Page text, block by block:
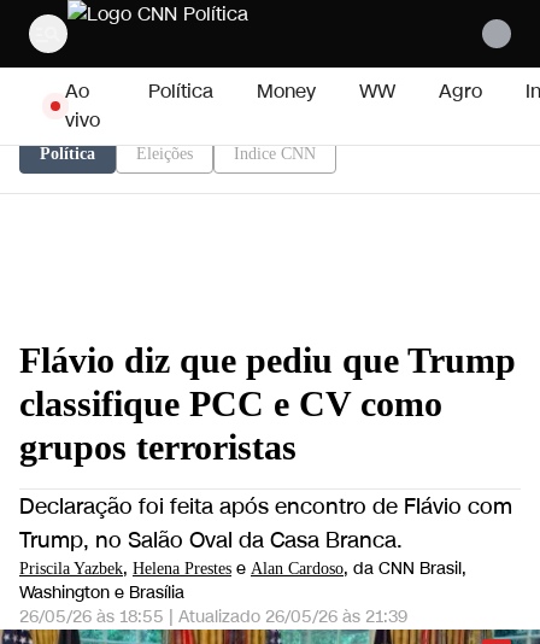
Pular para o conteúdo
Ao
vivo
Política Money WW Agro
Política Eleições Índice CNN
Flávio diz que pediu que Trump
classifique PCC e CV como
grupos terroristas
Declaração foi feita após encontro de Flávio com
Trump, no Salão Oval da Casa Branca.
Priscila Yazbek, Helena Prestes e Alan Cardoso, da CNN Brasil,
Washington e Brasília
26/05/26 às 18:55 | Atualizado 26/05/26 às 21:39